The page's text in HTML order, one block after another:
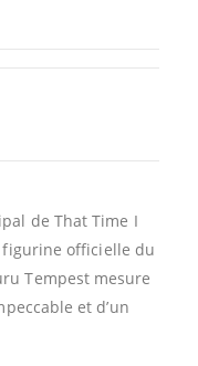
de That Time I
figurine officielle du
Tempest mesure
et d’un